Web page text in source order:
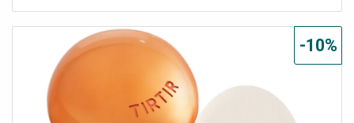
ou les traces d’acné. Vous obtiendrez en un instant une
apparence de couleur unifiée, qui servira de base à tout
maquillage ultérieur. Le produit : effet longue tenue unifie
la teinte du visage hydrate rend la peau plus mate illumine
la peau excellente capacité de couverture n’obstrue pas
les pores application simple lisse la surface du visage ne
-10%